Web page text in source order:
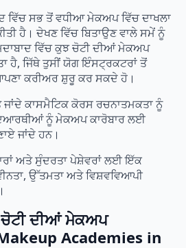
ਵਿੱਚ ਸਭ ਤੋਂ ਵਧੀਆ ਮੇਕਅਪ ਵਿੱਚ ਦਾਖਲਾ
ਹੈ। ਦੇਖਣ ਵਿੱਚ ਬਿਤਾਉਣ ਵਾਲੇ ਸਮੇਂ ਨੂੰ
ਵਿੱਚ ਕੁਝ ਚੋਟੀ ਦੀਆਂ ਮੇਕਅਪ
ਹੈ, ਜਿੱਥੇ ਤੁਸੀਂ ਯੋਗ ਇੰਸਟ੍ਰਕਟਰਾਂ ਤੋਂ
ਕਰੀਅਰ ਸ਼ੁਰੂ ਕਰ ਸਕਦੇ ਹੋ।
ਕਾਸਮੈਟਿਕ ਕੋਰਸ ਰਚਨਾਤਮਕਤਾ ਨੂੰ
ਨੂੰ ਮੇਕਅਪ ਕਾਰੋਬਾਰ ਲਈ
ਜਾਂਦੇ ਹਨ।
ਅਤੇ ਸੁੰਦਰਤਾ ਪੇਸ਼ੇਵਰਾਂ ਲਈ ਇੱਕ
ਉੱਤਮਤਾ ਅਤੇ ਵਿਸ਼ਵਵਿਆਪੀ
ਚੋਟੀ ਦੀਆਂ ਮੇਕਅਪ
Academies in